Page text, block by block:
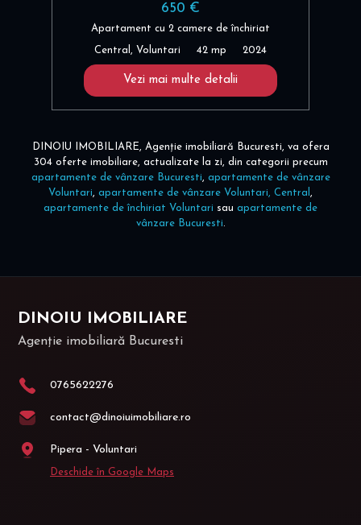
650 €
Apartament cu 2 camere de închiriat
Central, Voluntari 42 mp 2024
Vezi mai multe detalii
DINOIU IMOBILIARE, Agenție imobiliară Bucuresti, va ofera
304 oferte imobiliare, actualizate la zi, din categorii precum
apartamente de vânzare Bucuresti, apartamente de vânzare
Voluntari, apartamente de vânzare Voluntari, Central ,
apartamente de închiriat Voluntari sau apartamente de
vânzare Bucuresti.
DINOIU IMOBILIARE
Agenție imobiliară Bucuresti
0765622276
contact@dinoiuimobiliare.ro
Pipera - Voluntari
Deschide în Google Maps